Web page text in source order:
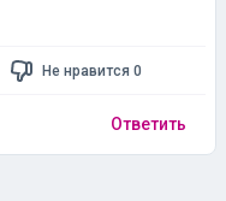
Не нравится 0
Ответить